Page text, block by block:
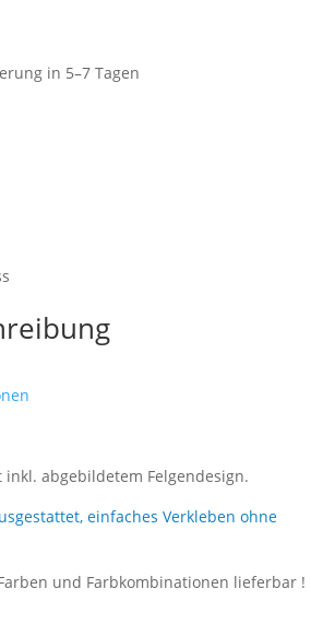
in 5–7 Tagen
abgebildetem Felgendesign.
einfaches Verkleben ohne
und Farbkombinationen lieferbar !